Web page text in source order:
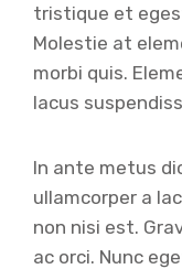
tristique et
Molestie at
morbi quis.
lacus
In ante metus
ullamcorper a
non nisi est.
ac orci. Nunc